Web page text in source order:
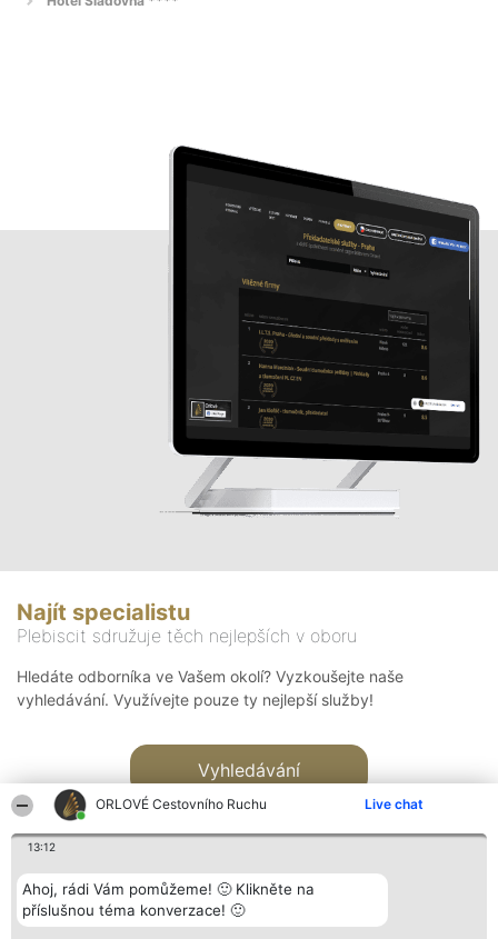
ORLOVÉ Cestovního Ruchu Live chat
13:12
Ahoj, rádi Vám pomůžeme! 🙂 Klikněte na
příslušnou téma konverzace! 🙂
Najít specialistu
Plebiscit sdružuje těch nejlepších v oboru
Hledáte odborníka ve Vašem okolí? Vyzkoušejte naše
vyhledávání. Využívejte pouze ty nejlepší služby!
Vyhledávání